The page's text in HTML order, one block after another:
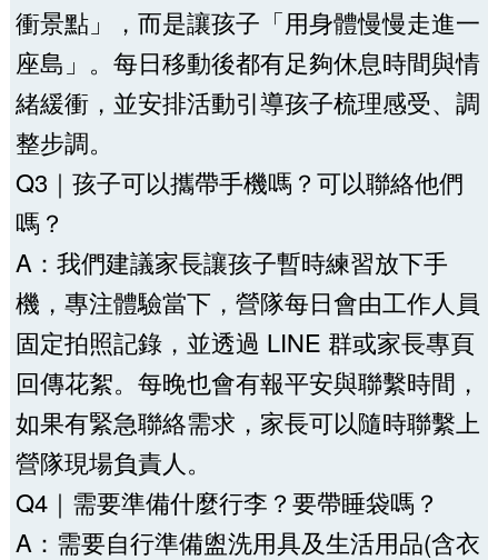
衝景點」，而是讓孩子「用身體慢慢走進一
座島」。每日移動後都有足夠休息時間與情
緒緩衝，並安排活動引導孩子梳理感受、調
整步調。
Q3｜孩子可以攜帶手機嗎？可以聯絡他們
嗎？
A：我們建議家長讓孩子暫時練習放下手
機，專注體驗當下，營隊每日會由工作人員
固定拍照記錄，並透過 LINE 群或家長專頁
回傳花絮。每晚也會有報平安與聯繫時間，
如果有緊急聯絡需求，家長可以隨時聯繫上
營隊現場負責人。
Q4｜需要準備什麼行李？要帶睡袋嗎？
A：需要自行準備盥洗用具及生活用品(含衣